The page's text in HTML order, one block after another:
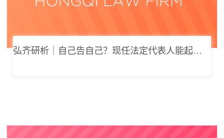
弘齐研析｜自己告自己？现任法定代表人能起诉公司索要劳动报酬吗？